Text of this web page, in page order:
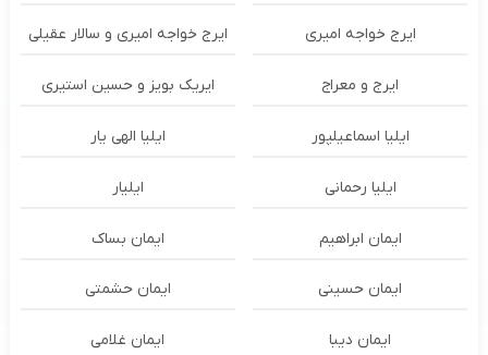
ایرج خواجه امیری ایرج خواجه امیری و سالار عقیلی
ایرج و معراج ایریک بویز و حسین استیری
ایلیا اسماعیلپور ایلیا الهی یار
ایلیا رحمانی ایلیار
ایمان ابراهیم ایمان بساک
ایمان حسینی ایمان حشمتی
ایمان دیبا ایمان غلامی